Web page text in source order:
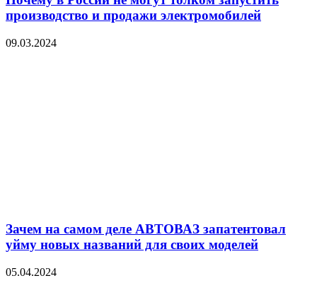
производство и продажи электромобилей
09.03.2024
Зачем на самом деле АВТОВАЗ запатентовал
уйму новых названий для своих моделей
05.04.2024